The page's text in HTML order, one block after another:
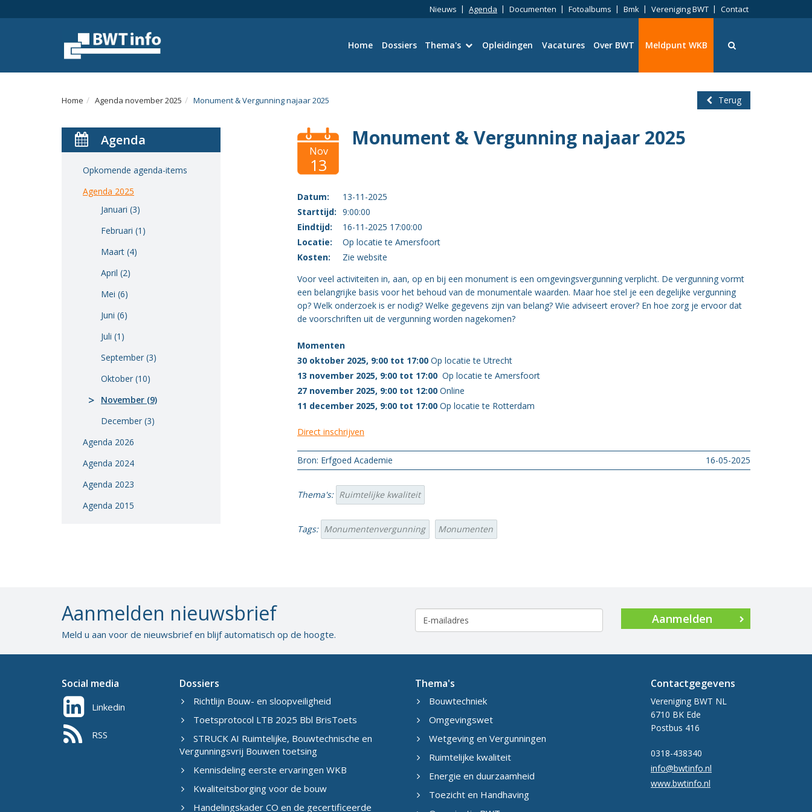
Nieuws Agenda Documenten Fotoalbums Bmk Vereniging BWT Contact
Home Dossiers Thema's
Wetgeving en Vergunningen
Gezondheid
Opleidingen Vacatures Over BWT Meldpunt WKB
Menu
Home Agenda november 2025 Monument & Vergunning najaar 2025 Terug
Agenda
Opkomende agenda-items
Agenda 2025
Januari (3)
Februari (1)
Maart (4)
April (2)
Mei (6)
Juni (6)
Juli (1)
September (3)
Oktober (10)
November (9)
December (3)
Agenda 2026
Agenda 2024
Agenda 2023
Agenda 2015
Nov
13
Monument & Vergunning najaar 2025
Datum:
13-11-2025
Starttijd: 9:00:00
Eindtijd:
16-11-2025 17:00:00
Locatie:
Op locatie te Amersfoort
Kosten:
Zie website
Voor veel activiteiten in, aan, op en bij een monument is een omgevingsvergunning verplicht. De vergunning vormt
een belangrijke basis voor het behoud van de monumentale waarden. Maar hoe stel je een degelijke vergunning
op? Welk onderzoek is er nodig? Welke gegevens zijn van belang? Wie adviseert erover? En hoe zorg je ervoor dat
de voorschriften uit de vergunning worden nagekomen?
Momenten
30 oktober 2025, 9:00 tot 17:00 Op locatie te Utrecht
13 november 2025, 9:00 tot 17:00 Op locatie te Amersfoort
27 november 2025, 9:00 tot 12:00 Online
11 december 2025, 9:00 tot 17:00 Op locatie te Rotterdam
Direct inschrijven
Bron: Erfgoed Academie 16-05-2025
Thema's: Ruimtelijke kwaliteit
Tags: Monumentenvergunning Monumenten
Aanmelden nieuwsbrief
Meld u aan voor de nieuwsbrief en blijf automatisch op de hoogte.
Aanmelden
Social media
Linkedin
RSS
Dossiers
Richtlijn Bouw- en sloopveiligheid
Toetsprotocol LTB 2025 Bbl BrisToets
STRUCK AI Ruimtelijke, Bouwtechnische en
Vergunningsvrij Bouwen toetsing
Kennisdeling eerste ervaringen WKB
Kwaliteitsborging voor de bouw
Handelingskader CO en de gecertificeerde
Thema's
Bouwtechniek
Omgevingswet
Wetgeving en Vergunningen
Ruimtelijke kwaliteit
Energie en duurzaamheid
Toezicht en Handhaving
Contactgegevens
Vereniging BWT NL
6710 BK Ede
Postbus 416
0318-438340
info@bwtinfo.nl
www.bwtinfo.nl